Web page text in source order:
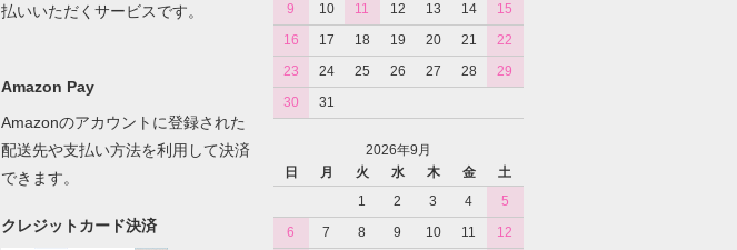
払いいただくサービスです。
Amazon Pay
Amazonのアカウントに登録された
配送先や支払い方法を利用して決済
できます。
クレジットカード決済
9
10 11 12 13 14
15
16
17 18 19 20 21
22
23
24 25 26 27 28
29
30
31
2026年9月
日
月 火 水 木 金
土
1
2 3 4
5
6
7 8 9 10 11
12